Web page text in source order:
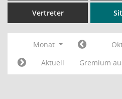
Vertreter
Monat
Aktuell
Gremium